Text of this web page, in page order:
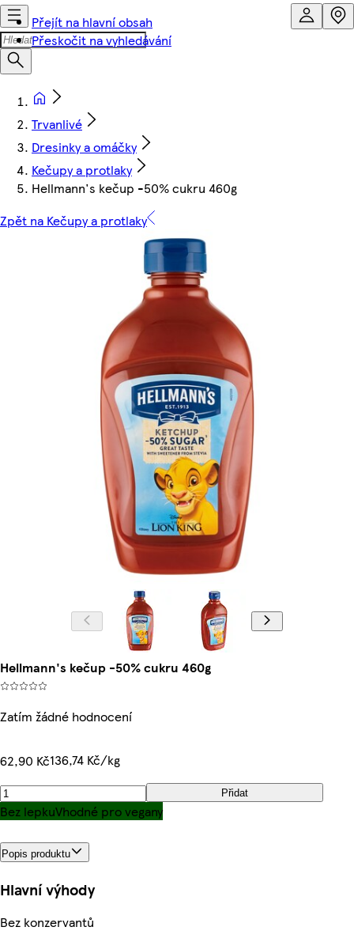
Přejít na hlavní obsah
Přeskočit na vyhledávání
Trvanlivé
Dresinky a omáčky
Kečupy a protlaky
Hellmann's kečup -50% cukru 460g
Zpět na Kečupy a protlaky
Hellmann's kečup -50% cukru 460g
Zatím žádné hodnocení
62,90 Kč136,74 Kč/kg
Přidat
Bez lepkuVhodné pro vegany
Popis produktu
Hlavní výhody
Bez konzervantů